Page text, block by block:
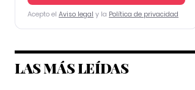
Acepto el Aviso legal y la Política de privacidad
LAS MÁS LEÍDAS